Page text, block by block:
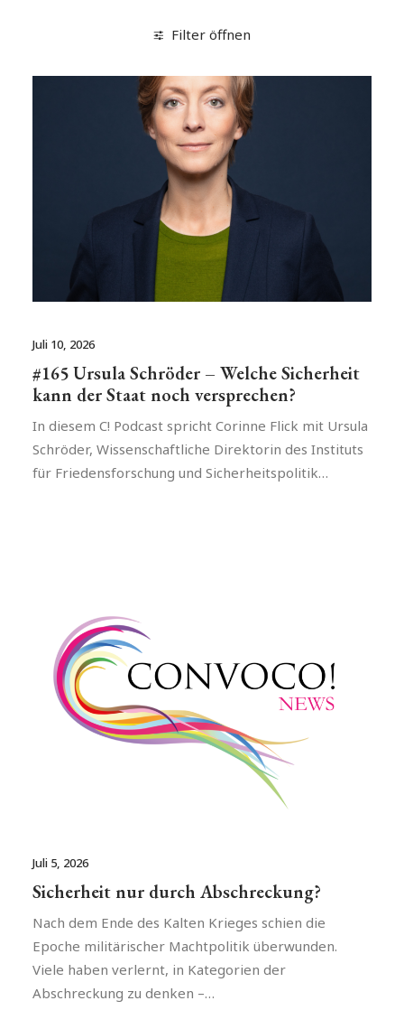
Filter öffnen
Juli 10, 2026
#165 Ursula Schröder – Welche Sicherheit
kann der Staat noch versprechen?
In diesem C! Podcast spricht Corinne Flick mit Ursula
Schröder, Wissenschaftliche Direktorin des Instituts
für Friedensforschung und Sicherheitspolitik…
Juli 5, 2026
Sicherheit nur durch Abschreckung?
Nach dem Ende des Kalten Krieges schien die
Epoche militärischer Machtpolitik überwunden.
Viele haben verlernt, in Kategorien der
Abschreckung zu denken –…